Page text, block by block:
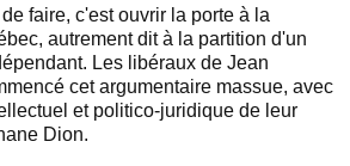
faire, c'est ouvrir la porte à la
autrement dit à la partition d'un
Les libéraux de Jean
cet argumentaire massue, avec
et politico-juridique de leur
Dion.